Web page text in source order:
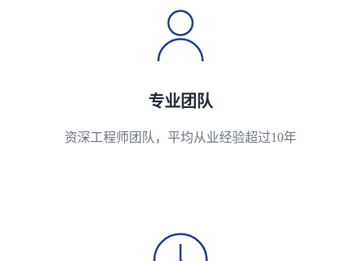
专业团队
资深工程师团队，平均从业经验超过10年